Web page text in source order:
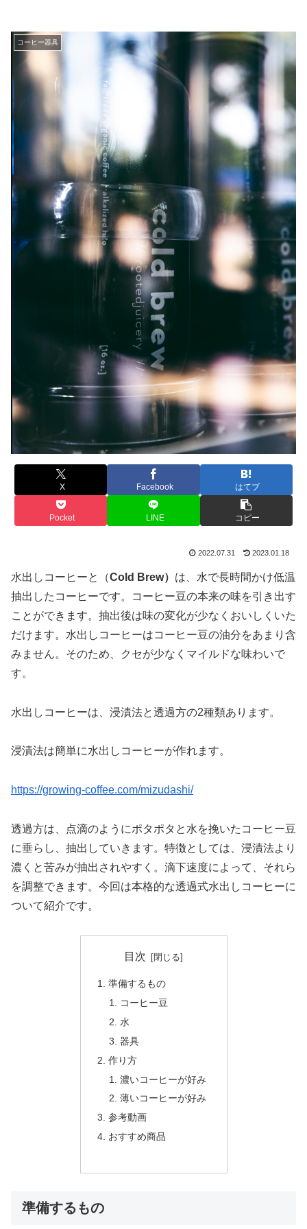
コーヒー器具
X Facebook はてブ
Pocket LINE コピー
2022.07.31 2023.01.18
水出しコーヒーと（Cold Brew） は、水で長時間かけ低温
抽出したコーヒーです。コーヒー豆の本来の味を引き出す
ことができます。抽出後は味の変化が少なくおいしくいた
だけます。水出しコーヒーはコーヒー豆の油分をあまり含
みません。そのため、クセが少なくマイルドな味わいで
す。
水出しコーヒーは、浸漬法と透過方の2種類あります。
浸漬法は簡単に水出しコーヒーが作れます。
https://growing-coffee.com/mizudashi/
透過方は、点滴のようにポタポタと水を挽いたコーヒー豆
に垂らし、抽出していきます。特徴としては、浸漬法より
濃くと苦みが抽出されやすく。滴下速度によって、それら
を調整できます。今回は本格的な透過式水出しコーヒーに
ついて紹介です。
目次
準備するもの
コーヒー豆
水
器具
作り方
濃いコーヒーが好み
薄いコーヒーが好み
参考動画
おすすめ商品
準備するもの